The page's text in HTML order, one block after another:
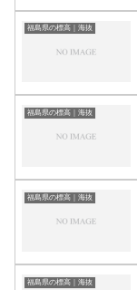
福島県の標高｜海抜
福島県の標高｜海抜
福島県の標高｜海抜
福島県の標高｜海抜